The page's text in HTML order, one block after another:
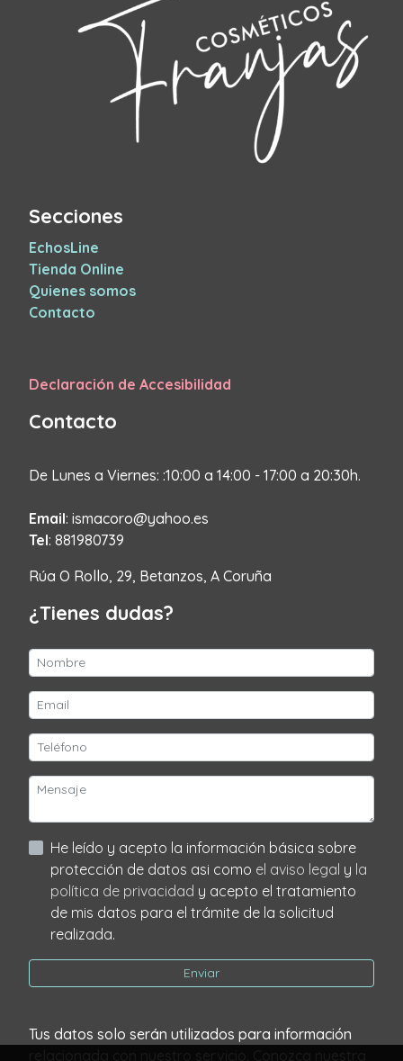
Secciones
EchosLine
Tienda Online
Quienes somos
Contacto
Declaración de Accesibilidad
Contacto
De Lunes a Viernes: :10:00 a 14:00 - 17:00 a 20:30h.
Email: ismacoro@yahoo.es
Tel: 881980739
Rúa O Rollo, 29, Betanzos, A Coruña
¿Tienes dudas?
He leído y acepto la información básica sobre
protección de datos asi como el aviso legal y la
política de privacidad y acepto el tratamiento
de mis datos para el trámite de la solicitud
realizada.
Enviar
Tus datos solo serán utilizados para información